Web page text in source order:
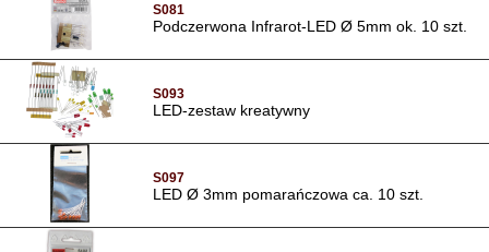
S081
Podczerwona Infrarot-LED Ø 5mm ok. 10 szt.
S093
LED-zestaw kreatywny
S097
LED Ø 3mm pomarańczowa ca. 10 szt.